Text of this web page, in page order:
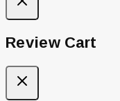
Review Cart